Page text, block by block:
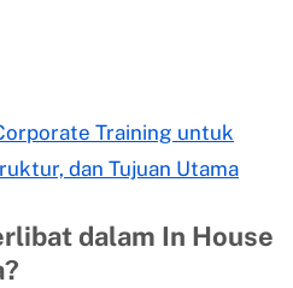
Training untuk
dan Tujuan Utama
dalam In House